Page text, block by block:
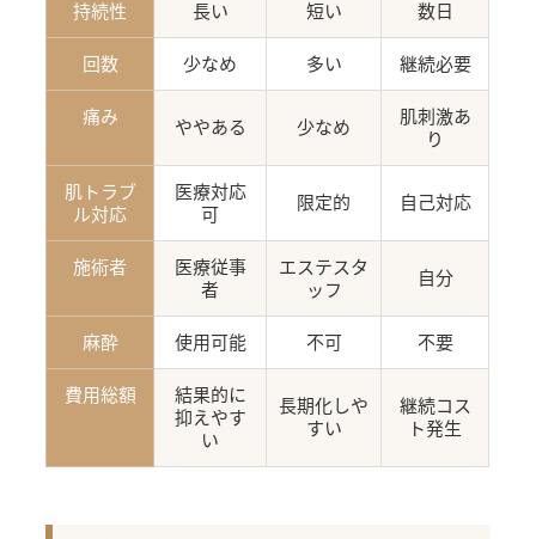
持続性
長い 短い
数日
回数
少なめ 多い
継続必要
痛み
ややある 少なめ
肌刺激あ
り
肌トラブ
ル対応
医療対応
可
限定的 自己対応
施術者
医療従事
者
エステスタ
ッフ
自分
麻酔 使用可能 不可
不要
費用総額
結果的に
抑えやす
い
長期化しや
すい
継続コス
ト発生